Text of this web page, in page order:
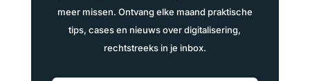
meer missen. Ontvang elke maand praktische
tips, cases en nieuws over digitalisering,
rechtstreeks in je inbox.